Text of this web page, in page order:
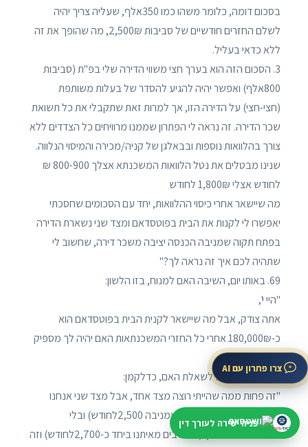
בסכום דומה, כלומר משהו כמו 350אלף, שעליה צריך יהיה
לשלם החזרים חודשיים של סביבות 2,500₪, מה שהופך את זה
ללא כדאי בעליל.
3. הסכום הזה הוא בערך חצי משווי הדירה שלי בפ"ת (סביבות
800אלף) ואפשר יהיה להגיע להסדר של בעלות משותפת
(חצי-חצי) על הדירה הזו, אך למרות זאת שתקבלי את כל תשואת
שכר הדירה. זה נראה לי הפתרון שממנו מרוויחים כל הצדדים ללא
צורך בהלוואות נוספות ובבאלגן של קניה/מכירה והמיסוי הנלווה.
שנינו מבטלים את נטל הלוואות המשכנתא אצלך 800-900 ₪
לחודש אצלי 1,800₪ לחודש
מה שיישאר אחרי כיסוי ההלוואות, יחד עם הסכומים שחסכתי
יאפשרו לי לקנות את הבית בפוטסדאם ומצד שני נשארת הדירה
בפתח תקוה שמניבה הכנסה יציבה משכר דירה, שחשוב לי
שתהיה לכם איך זה נראה לך?"
69. באותו יום, השיבה האם למנוח, בזו הלשון:
"היי י',
אתה צודק, אבל מה שיישאר לקנית הבית בפוטסדאם הוא
כ-180,000₪ אחרי כל החזרי המשכנתאות האם יהיה לך מספיק
כסף לרכישה?"
"זה פחות ממה שהייתי רוצה מצד אחד, אבל מצד שני אנחנו
נשארים עם הדירה בפ"ת (שמניבה 2,500לחודש) ובלי
שמשכנתאות בארץ (שחולבים מאיתנו ביחד כ-2,700לחודש) וזה
צרו פתרון עם AI
פניה ישירה לעורך דין